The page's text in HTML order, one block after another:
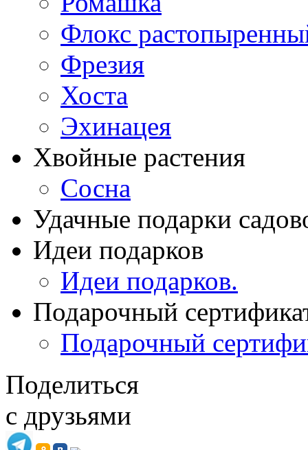
Флокс
Фрезия
Хоста
Эхинацея
Хвойные растения
Сосна
Удачные подарки
Идеи подарков
Идеи подарков.
Подарочный
Подарочный
Поделиться
с друзьями